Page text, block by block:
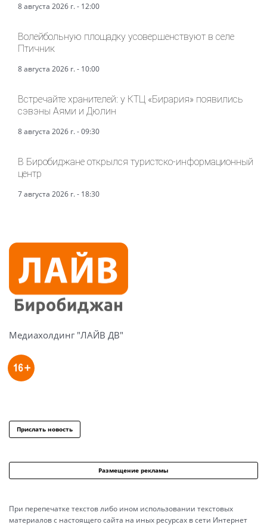
8 августа 2026 г. - 12:00
Волейбольную площадку усовершенствуют в селе
Птичник
8 августа 2026 г. - 10:00
Встречайте хранителей: у КТЦ «Бирария» появились
сэвэны Аями и Дюлин
8 августа 2026 г. - 09:30
В Биробиджане открылся туристско-информационный
центр
7 августа 2026 г. - 18:30
Медиахолдинг "ЛАЙВ ДВ"
Прислать новость
Размещение рекламы
При перепечатке текстов либо ином использовании текстовых
материалов с настоящего сайта на иных ресурсах в сети Интернет